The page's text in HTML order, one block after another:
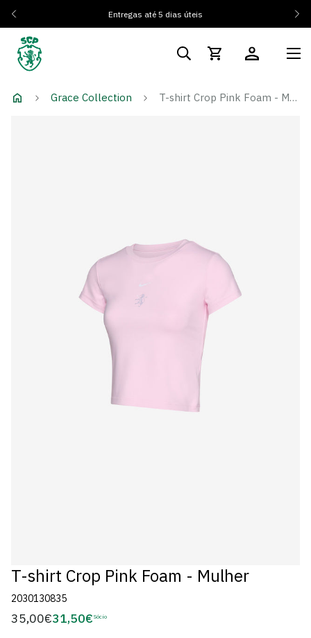
Entregas até 5 dias úteis
Grace Collection T-shirt Crop Pink Foam - Mulher
T-shirt Crop Pink Foam - Mulher
2030130835
Preço
35,00€Preço
31,50€ Sócio